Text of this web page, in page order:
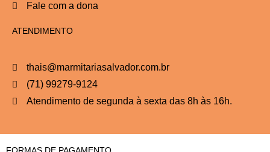
Fale com a dona
ATENDIMENTO
thais@marmitariasalvador.com.br
(71) 99279-9124
Atendimento de segunda à sexta das 8h às 16h.